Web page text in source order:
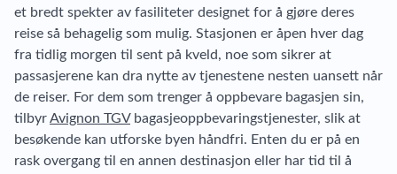
et bredt spekter av fasiliteter designet for å gjøre deres
reise så behagelig som mulig. Stasjonen er åpen hver dag
fra tidlig morgen til sent på kveld, noe som sikrer at
passasjerene kan dra nytte av tjenestene nesten uansett når
de reiser. For dem som trenger å oppbevare bagasjen sin,
tilbyrAvignon TGVbagasjeoppbevaringstjenester, slik at
besøkende kan utforske byen håndfri. Enten du er på en
rask overgang til en annen destinasjon eller har tid til å